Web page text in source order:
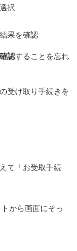
択
果を確認
認することを忘れ
受け取り手続きを
て「お受取手続
から画面にそっ